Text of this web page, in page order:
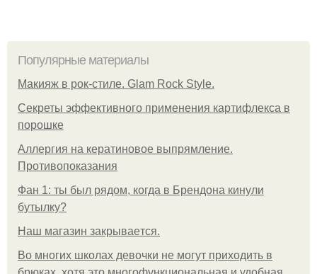
Популярные материалы
Макияж в рок-стиле. Glam Rock Style.
Секреты эффективного применения картифлекса в
порошке
Аллергия на кератиновое выпрямление.
Противопоказания
Фан 1: ты был рядом, когда в Брендона кинули
бутылку?
Нaш магaзин зaкрывaeтся.
Во многих школах девочки не могут приходить в